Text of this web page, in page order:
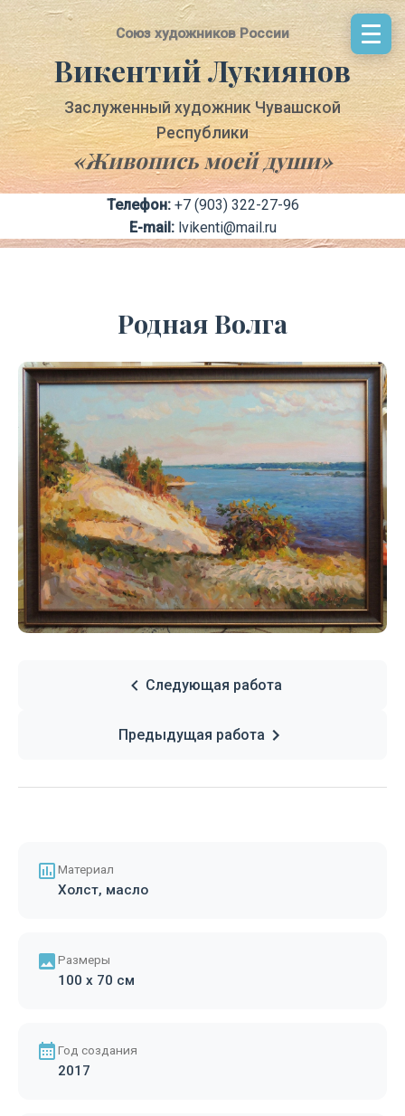
Cоюз художников России
Викентий Лукиянов
Заслуженный художник Чувашской
Республики
«Живопись моей души»
Телефон: +7 (903) 322-27-96
E-mail: lvikenti@mail.ru
Родная Волга
Следующая работа
Предыдущая работа
Материал
Холст, масло
Размеры
100 x 70 см
Год создания
2017